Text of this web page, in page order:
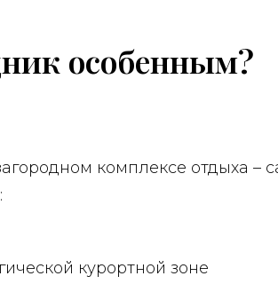
особенным?
комплексе отдыха –
курортной зоне